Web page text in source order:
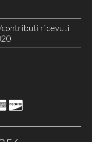
contributi ricevuti